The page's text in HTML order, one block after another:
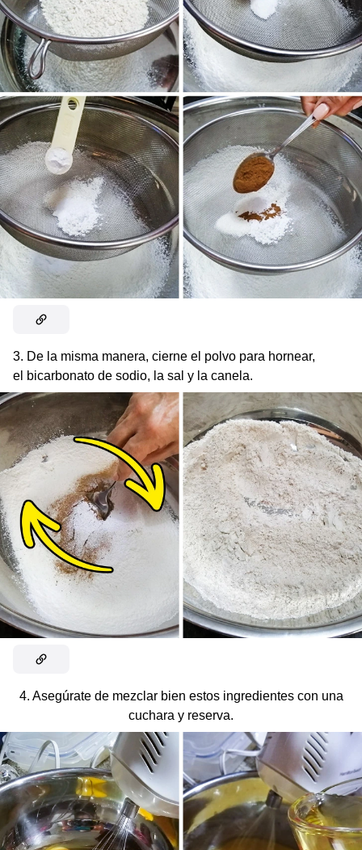
3. De la misma manera, cierne el polvo para hornear,
el bicarbonato de sodio, la sal y la canela.
4. Asegúrate de mezclar bien estos ingredientes con una
cuchara y reserva.